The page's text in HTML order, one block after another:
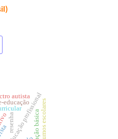
educação profissional
autista
resenha
educação insumos escolares